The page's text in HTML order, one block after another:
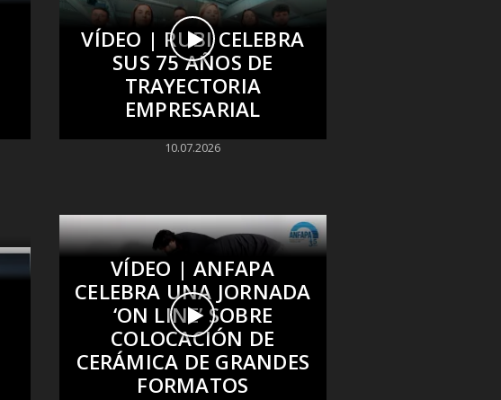
VÍDEO | RUBI CELEBRA
SUS 75 AÑOS DE
TRAYECTORIA
EMPRESARIAL
10.07.2026
VÍDEO | ANFAPA
CELEBRA UNA JORNADA
‘ON LINE’ SOBRE
COLOCACIÓN DE
CERÁMICA DE GRANDES
FORMATOS